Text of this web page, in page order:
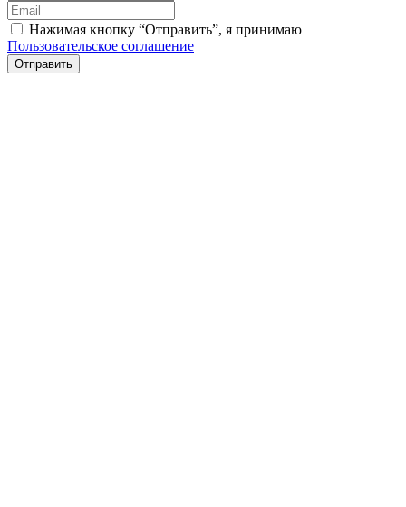
Нажимая кнопку “Отправить”, я принимаю
Пользовательское соглашение